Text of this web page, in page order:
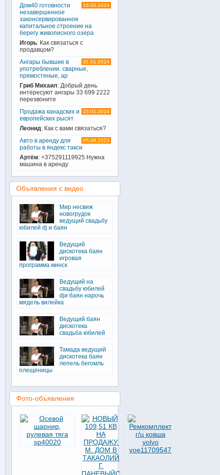
16.02.2024
Дом40 готовности
незавершенное
законсервированное
капитальное строение на
берегу живописного озера
Игорь: Как связаться с
продавцом?
31.01.2024
Ангары бывшие в
употреблении. сварные,
прямостеные, ар
Гриб Михаил: Добрый день
интересуют ангары 33 699 2222
перезвоните
15.01.2024
Продажа канадских и
европейских рысят
Леонид: Как с вами связаться?
05.09.2023
Авто в аренду для
работы в яндекс такси
Артём: +375291119925 Нужна
машина в аренду
Объявления с видео
Мир несвиж
новогрудок
ведущий свадьбу
юбилей dj и баян
Ведущий
дискотека баян
игровая
программа минск
Ведущий на
свадьбу юбилей
djи баян нарочь
мядель вилейка
Ведущий баян
дискотека
свадьба юбилей
Тамада ведущий
дискотека баян
лепель бегомль
плещеницы
Фото-объявления